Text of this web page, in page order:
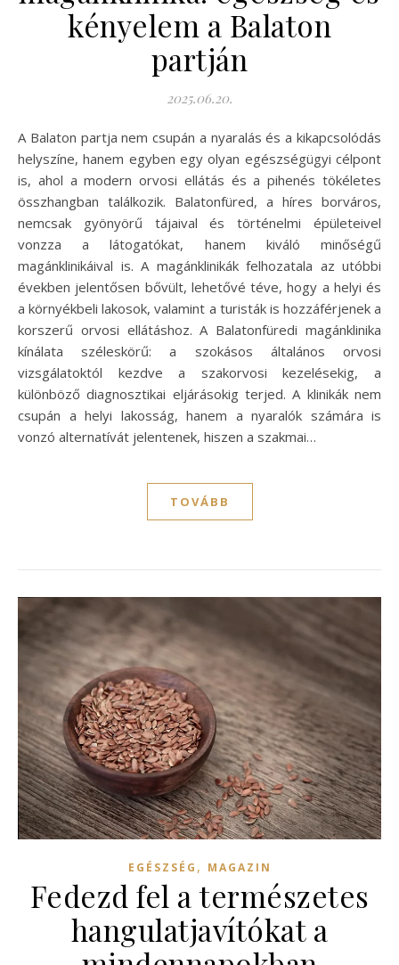
kényelem a Balaton
partján
2025.06.20.
A Balaton partja nem csupán a nyaralás és a kikapcsolódás
helyszíne, hanem egyben egy olyan egészségügyi célpont
is, ahol a modern orvosi ellátás és a pihenés tökéletes
összhangban találkozik. Balatonfüred, a híres borváros,
nemcsak gyönyörű tájaival és történelmi épületeivel
vonzza a látogatókat, hanem kiváló minőségű
magánklinikáival is. A magánklinikák felhozatala az utóbbi
években jelentősen bővült, lehetővé téve, hogy a helyi és
a környékbeli lakosok, valamint a turisták is hozzáférjenek a
korszerű orvosi ellátáshoz. A Balatonfüredi magánklinika
kínálata széleskörű: a szokásos általános orvosi
vizsgálatoktól kezdve a szakorvosi kezelésekig, a
különböző diagnosztikai eljárásokig terjed. A klinikák nem
csupán a helyi lakosság, hanem a nyaralók számára is
vonzó alternatívát jelentenek, hiszen a szakmai…
TOVÁBB
EGÉSZSÉG , MAGAZIN
Fedezd fel a természetes
hangulatjavítókat a